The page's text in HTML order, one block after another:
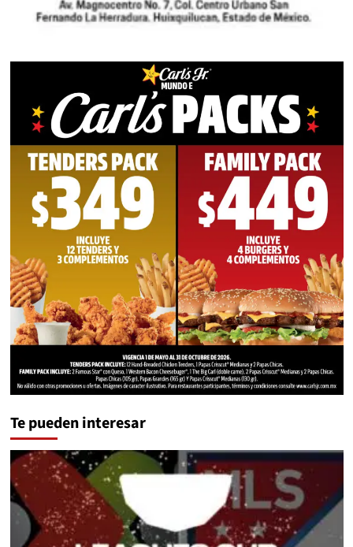
Te pueden interesar